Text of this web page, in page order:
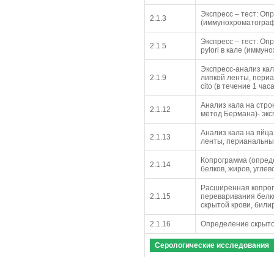
2.1.3
Экспресс – тест:
2.1.5
Экспресс – тест:
pylori в кале
2.1.9
Экспресс-анализ
липкой ленты,
cito (в течение 1
2.1.12
Анализ кала на
метод Бермана)-
2.1.13
Анализ кала на
ленты,
2.1.14
Копрограмма
белков, жиров,
2.1.15
Расширенная
переваривания
скрытой крови,
2.1.16 Определение
Серологические исследования